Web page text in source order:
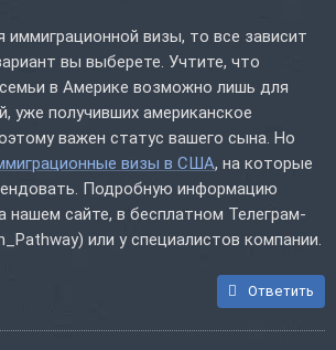
иммиграционной визы, то все зависит
вы выберете. Учтите, что
в Америке возможно лишь для
уже получивших американское
важен статус вашего сына. Но
визы в США, на которые
Подробную информацию
нашем сайте, в бесплатном Телеграм-
или у специалистов компании.
Ответить